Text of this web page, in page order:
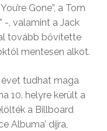
Gone”, a Tom
-, valamint a Jack
tovább bővítette
mentesen alkot.
tudhat maga
10. helyre került a
a Billboard
Albuma’ díjra,